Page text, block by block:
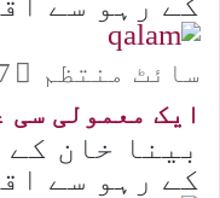
سائٹ منتظم 7
ایک معمولی سی
بینا خان
کے رہو سے